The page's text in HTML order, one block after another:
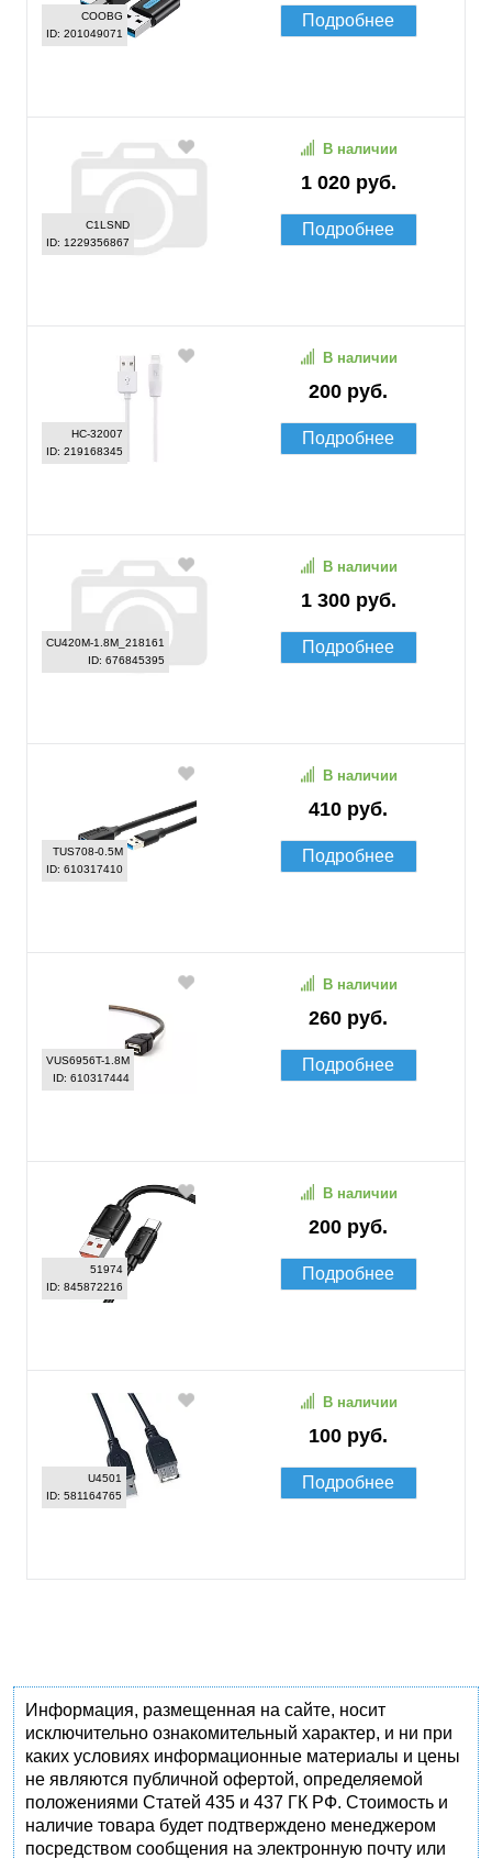
COOBG
ID: 201049071
Подробнее
C1LSND
ID: 1229356867
1 020 руб.
В наличии
Подробнее
HC-32007
ID: 219168345
200 руб.
В наличии
Подробнее
CU420M-1.8M_218161
ID: 676845395
1 300 руб.
В наличии
Подробнее
TUS708-0.5M
ID: 610317410
410 руб.
В наличии
Подробнее
VUS6956T-1.8M
ID: 610317444
260 руб.
В наличии
Подробнее
51974
ID: 845872216
200 руб.
В наличии
Подробнее
U4501
ID: 581164765
100 руб.
В наличии
Подробнее
Информация, размещенная на сайте, носит
исключительно ознакомительный характер, и ни при
каких условиях информационные материалы и цены
не являются публичной офертой, определяемой
положениями Статей 435 и 437 ГК РФ. Стоимость и
наличие товара будет подтверждено менеджером
посредством сообщения на электронную почту или